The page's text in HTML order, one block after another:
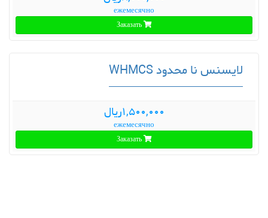
ежемесячно
Заказать
لایسنس نا محدود WHMCS
1,500,000ریال
ежемесячно
Заказать